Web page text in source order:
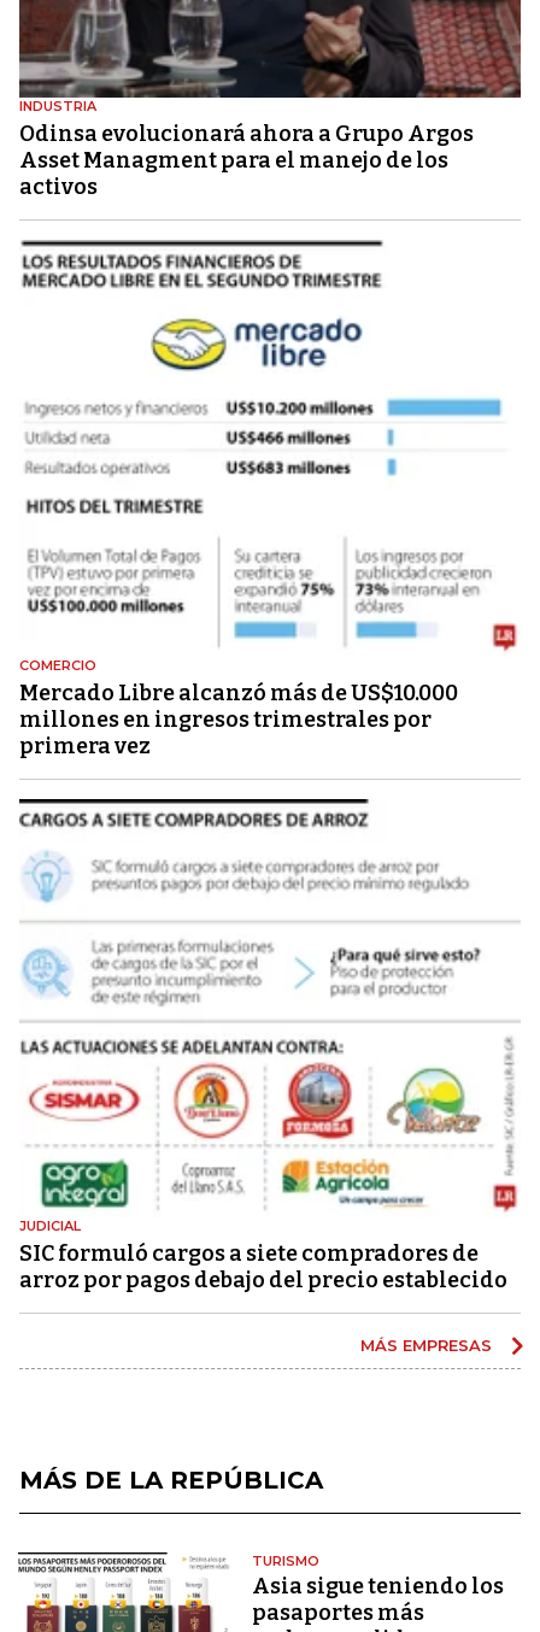
INDUSTRIA
Odinsa evolucionará ahora a Grupo Argos
Asset Managment para el manejo de los
activos
COMERCIO
Mercado Libre alcanzó más de US$10.000
millones en ingresos trimestrales por
primera vez
JUDICIAL
SIC formuló cargos a siete compradores de
arroz por pagos debajo del precio establecido
MÁS EMPRESAS
MÁS DE LA REPÚBLICA
TURISMO
Asia sigue teniendo los
pasaportes más